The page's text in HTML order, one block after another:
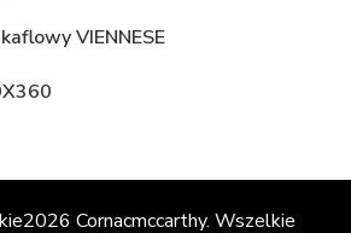
VIENNESE
Cornacmccarthy. Wszelkie